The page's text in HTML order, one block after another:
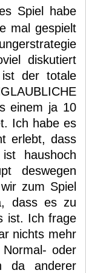
Spiel habe
mal gespielt
diskutiert
ist der totale
einem ja 10
Ich habe es
erlebt, dass
haushoch
deswegen
zum Spiel
dass es zu
ist. Ich frage
nichts mehr
oder
da anderer